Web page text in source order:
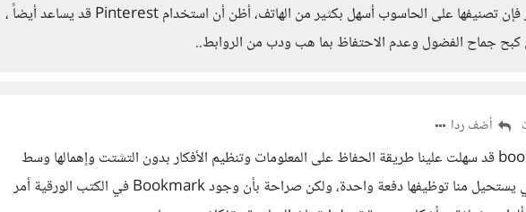
بعض الشئ ، بالنسبة للصور فإن تصنيفها على الحاسوب أسهل بكثير من الهاتف، أظن أن استخدام Pinterest قد يساعد أيضاً ،
كبح جماح الفضول وعدم الاحتفاظ بما هب ودب من الروابط..
أضف ردا
لا يمكن أن ننكر بأن bookmark قد سهلت علينا طريقة الحفاظ على المعلومات وتنظيم الأفكار بدون التشتت وإهمالها وسط
سيل هائل من المعلومات التي يستحيل منا توظيفها دفعة واحدة، ولكن صراحة بأن وجود Bookmark في الكتب الورقية أمر